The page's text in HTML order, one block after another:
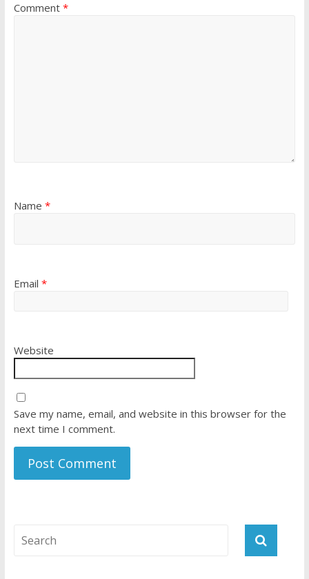
Comment *
Name *
Email *
Website
Save my name, email, and website in this browser for the
next time I comment.